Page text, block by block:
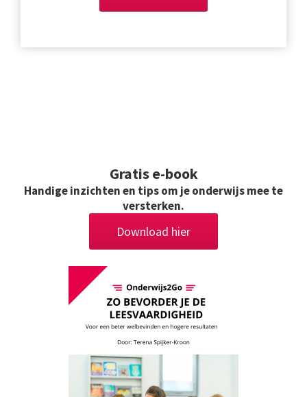
Gratise-book
Handige inzichten en tips om je onderwijs mee te
versterken.
Download hier